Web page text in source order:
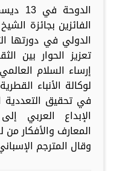
الفائزين بجائزة
الدولي في دورتها
تعزيز الحوار بين
إرساء السلام
لوكالة الأنباء
في تحقيق التعددية
الإبداع العربي
المعارف والأفكار من
وقال المترجم